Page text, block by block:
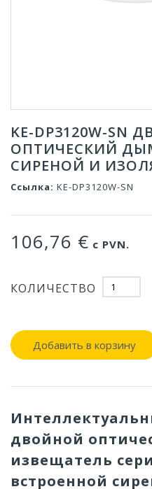
KE-DP3120W-SN
ОПТИЧЕСКИЙ
СИРЕНОЙ И
Ссылка: KE-DP3120W-SN
106,76 € с PVN.
КОЛИЧЕСТВО
Добавить в корзину
двойной
извещатель
встроенной